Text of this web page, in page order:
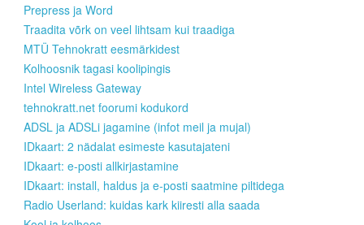
Prepress ja Word
Traadita võrk on veel lihtsam kui traadiga
MTÜ Tehnokratt eesmärkidest
Kolhoosnik tagasi koolipingis
Intel Wireless Gateway
tehnokratt.net foorumi kodukord
ADSL ja ADSLi jagamine (infot meil ja mujal)
IDkaart: 2 nädalat esimeste kasutajateni
IDkaart: e-posti allkirjastamine
IDkaart: install, haldus ja e-posti saatmine piltidega
Radio Userland: kuidas kark kiiresti alla saada